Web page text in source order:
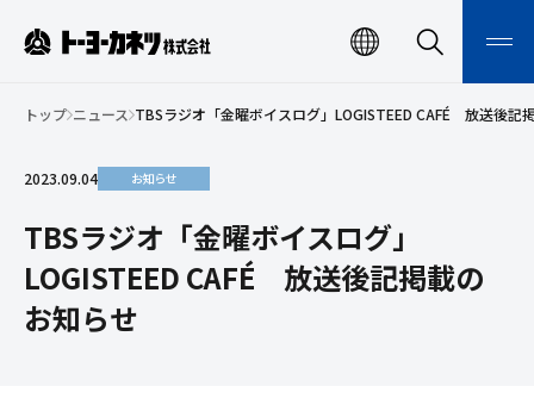
ト
ヨ
カ
ネ
株
式
EN
検
検索
メ
ュ
ー
トップ ニュース TBSラジオ「金曜ボイスログ」LOGISTEED CAFÉ 放送後記
2023.09.04 お知らせ
TBSラジオ「金曜ボイスログ」
LOGISTEED CAFÉ 放送後記掲載の
お知らせ